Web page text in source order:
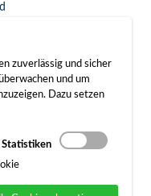
zuverlässig und sicher
und um
Dazu setzen
Statistiken